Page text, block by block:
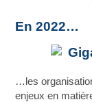
En 2022…
…les
enjeux en